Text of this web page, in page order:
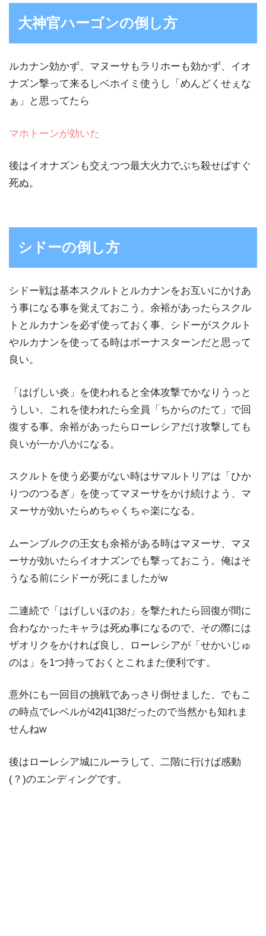
大神官ハーゴンの倒し方
ルカナン効かず、マヌーサもラリホーも効かず、イオ
ナズン撃って来るしベホイミ使うし「めんどくせぇな
ぁ」と思ってたら
マホトーンが効いた
後はイオナズンも交えつつ最大火力でぶち殺せばすぐ
死ぬ。
シドーの倒し方
シドー戦は基本スクルトとルカナンをお互いにかけあ
う事になる事を覚えておこう。余裕があったらスクル
トとルカナンを必ず使っておく事、シドーがスクルト
やルカナンを使ってる時はボーナスターンだと思って
良い。
「はげしい炎」を使われると全体攻撃でかなりうっと
うしい、これを使われたら全員「ちからのたて」で回
復する事。余裕があったらローレシアだけ攻撃しても
良いが一か八かになる。
スクルトを使う必要がない時はサマルトリアは「ひか
りつのつるぎ」を使ってマヌーサをかけ続けよう、マ
ヌーサが効いたらめちゃくちゃ楽になる。
ムーンブルクの王女も余裕がある時はマヌーサ、マヌ
ーサが効いたらイオナズンでも撃っておこう。俺はそ
うなる前にシドーが死にましたがw
二連続で「はげしいほのお」を撃たれたら回復が間に
合わなかったキャラは死ぬ事になるので、その際には
ザオリクをかければ良し、ローレシアが「せかいじゅ
のは」を1つ持っておくとこれまた便利です。
意外にも一回目の挑戦であっさり倒せました、でもこ
の時点でレベルが42|41|38だったので当然かも知れま
せんねw
後はローレシア城にルーラして、二階に行けば感動
(？)のエンディングです。